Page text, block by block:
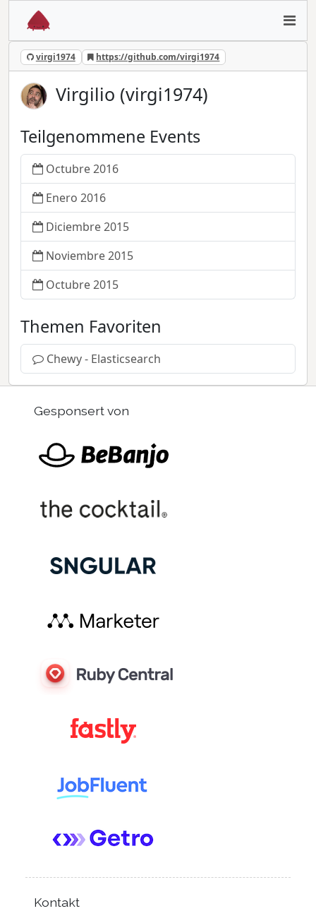
virgi1974 https://github.com/virgi1974
Virgilio (virgi1974)
Teilgenommene Events
Octubre 2016
Enero 2016
Diciembre 2015
Noviembre 2015
Octubre 2015
Themen Favoriten
Chewy - Elasticsearch
Gesponsert von
Kontakt